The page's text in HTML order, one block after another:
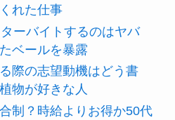
れた仕事
ーバイトするのはヤバ
ベールを暴露
際の志望動機はどう書
物が好きな人
制？時給よりお得か50代